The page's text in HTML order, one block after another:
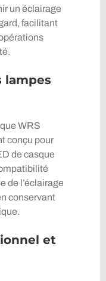
un éclairage
facilitant
lampes
WRS
conçu pour
de casque
de l’éclairage
conservant
et